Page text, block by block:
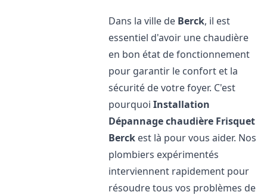
Dans la ville de Berck, il est
essentiel d'avoir une chaudière
en bon état de fonctionnement
pour garantir le confort et la
sécurité de votre foyer. C'est
pourquoiInstallation
Dépannage chaudière Frisquet
Berck est là pour vous aider. Nos
plombiers expérimentés
interviennent rapidement pour
résoudre tous vos problèmes de